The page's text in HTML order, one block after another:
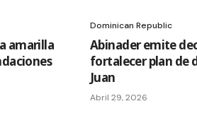
amarilla
Dominican Republic
Abinader emite
fortalecer plan de
Juan
Abril 29, 2026